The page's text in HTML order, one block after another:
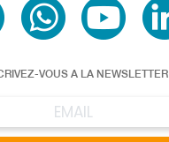
VOUS A LA NEWSLETTER